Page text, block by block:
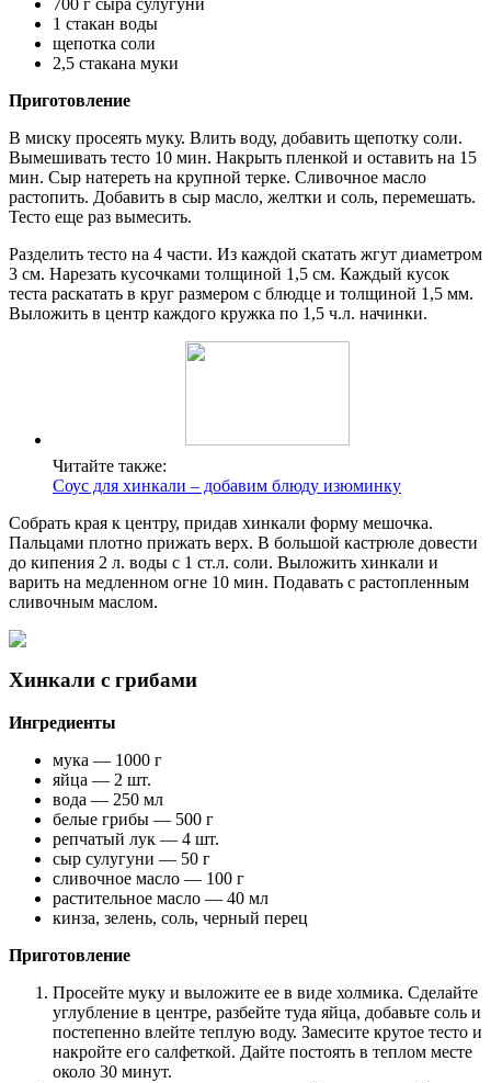
700 г сыра сулугуни
1 стакан воды
щепотка соли
2,5 стакана муки
Приготовление
В миску просеять муку. Влить воду, добавить щепотку соли.
Вымешивать тесто 10 мин. Накрыть пленкой и оставить на 15
мин. Сыр натереть на крупной терке. Сливочное масло
растопить. Добавить в сыр масло, желтки и соль, перемешать.
Тесто еще раз вымесить.
Разделить тесто на 4 части. Из каждой скатать жгут диаметром
3 см. Нарезать кусочками толщиной 1,5 см. Каждый кусок
теста раскатать в круг размером с блюдце и толщиной 1,5 мм.
Выложить в центр каждого кружка по 1,5 ч.л. начинки.
Читайте также:
Соус для хинкали – добавим блюду изюминку
Собрать края к центру, придав хинкали форму мешочка.
Пальцами плотно прижать верх. В большой кастрюле довести
до кипения 2 л. воды с 1 ст.л. соли. Выложить хинкали и
варить на медленном огне 10 мин. Подавать с растопленным
сливочным маслом.
Хинкали с грибами
Ингредиенты
мука — 1000 г
яйца — 2 шт.
вода — 250 мл
белые грибы — 500 г
репчатый лук — 4 шт.
сыр сулугуни — 50 г
сливочное масло — 100 г
растительное масло — 40 мл
кинза, зелень, соль, черный перец
Приготовление
Просейте муку и выложите ее в виде холмика. Сделайте
углубление в центре, разбейте туда яйца, добавьте соль и
постепенно влейте теплую воду. Замесите крутое тесто и
накройте его салфеткой. Дайте постоять в теплом месте
около 30 минут.